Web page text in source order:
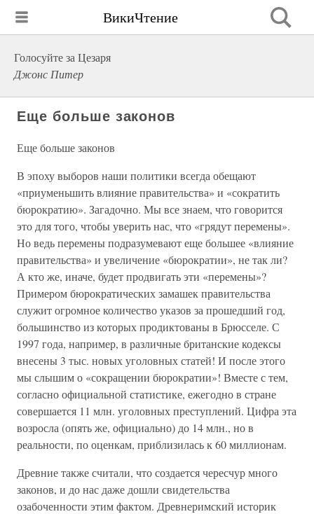
ВикиЧтение
Голосуйте за Цезаря
Джонс Питер
Еще больше законов
Еще больше законов
В эпоху выборов наши политики всегда обещают
«приуменьшить влияние правительства» и «сократить
бюрократию». Загадочно. Мы все знаем, что говорится
это для того, чтобы уверить нас, что «грядут перемены».
Но ведь перемены подразумевают еще большее «влияние
правительства» и увеличение «бюрократии», не так ли?
А кто же, иначе, будет продвигать эти «перемены»?
Примером бюрократических замашек правительства
служит огромное количество указов за прошедший год,
большинство из которых продиктованы в Брюсселе. С
1997 года, например, в различные британские кодексы
внесены 3 тыс. новых уголовных статей! И после этого
мы слышим о «сокращении бюрократии»! Вместе с тем,
согласно официальной статистике, ежегодно в стране
совершается 11 млн. уголовных преступлений. Цифра эта
возросла (опять же, официально) до 14 млн., но в
реальности, по оценкам, приблизилась к 60 миллионам.
Древние также считали, что создается чересчур много
законов, и до нас даже дошли свидетельства
озабоченности этим фактом. Древнеримский историк